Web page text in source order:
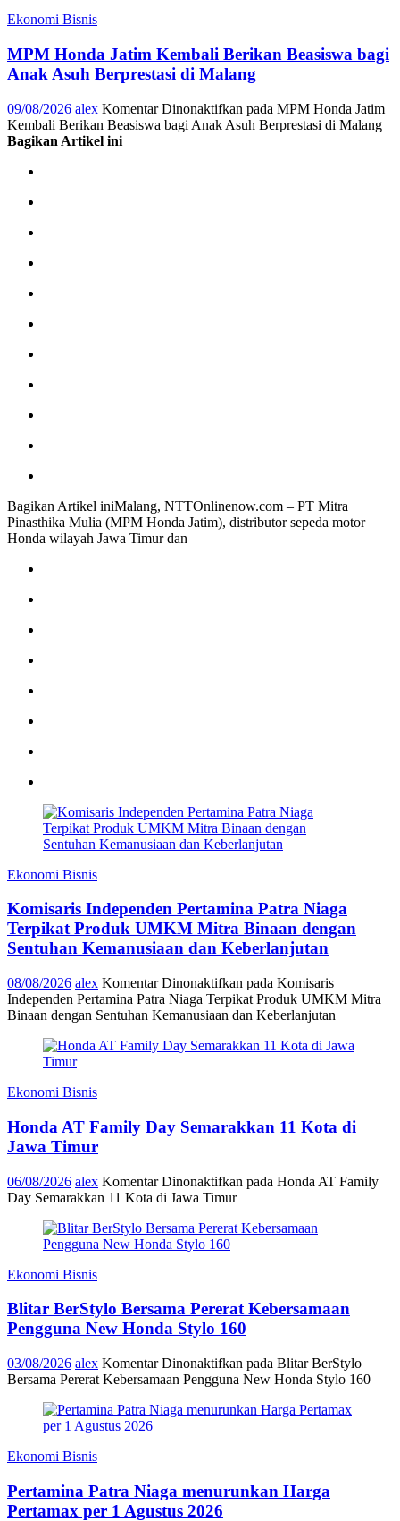
Ekonomi Bisnis
MPM Honda Jatim Kembali Berikan Beasiswa bagi
Anak Asuh Berprestasi di Malang
09/08/2026 alex Komentar Dinonaktifkan pada MPM Honda Jatim
Kembali Berikan Beasiswa bagi Anak Asuh Berprestasi di Malang
Bagikan Artikel ini
Bagikan Artikel iniMalang, NTTOnlinenow.com – PT Mitra
Pinasthika Mulia (MPM Honda Jatim), distributor sepeda motor
Honda wilayah Jawa Timur dan
Ekonomi Bisnis
Komisaris Independen Pertamina Patra Niaga
Terpikat Produk UMKM Mitra Binaan dengan
Sentuhan Kemanusiaan dan Keberlanjutan
08/08/2026 alex Komentar Dinonaktifkan pada Komisaris
Independen Pertamina Patra Niaga Terpikat Produk UMKM Mitra
Binaan dengan Sentuhan Kemanusiaan dan Keberlanjutan
Ekonomi Bisnis
Honda AT Family Day Semarakkan 11 Kota di
Jawa Timur
06/08/2026 alex Komentar Dinonaktifkan pada Honda AT Family
Day Semarakkan 11 Kota di Jawa Timur
Ekonomi Bisnis
Blitar BerStylo Bersama Pererat Kebersamaan
Pengguna New Honda Stylo 160
03/08/2026 alex Komentar Dinonaktifkan pada Blitar BerStylo
Bersama Pererat Kebersamaan Pengguna New Honda Stylo 160
Ekonomi Bisnis
Pertamina Patra Niaga menurunkan Harga
Pertamax per 1 Agustus 2026